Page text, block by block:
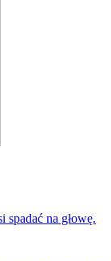
spadać na głowę.